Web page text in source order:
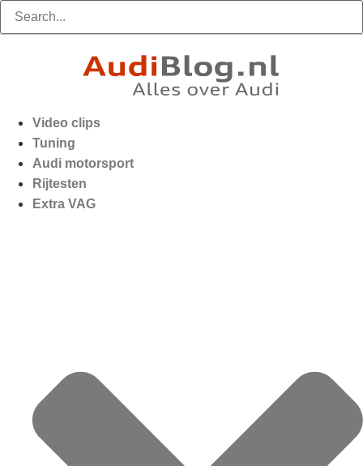
Video clips
Tuning
Audi motorsport
Rijtesten
Extra VAG